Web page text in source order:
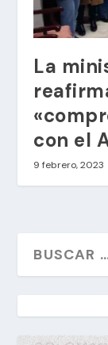
La
con el
9 febrero, 2023